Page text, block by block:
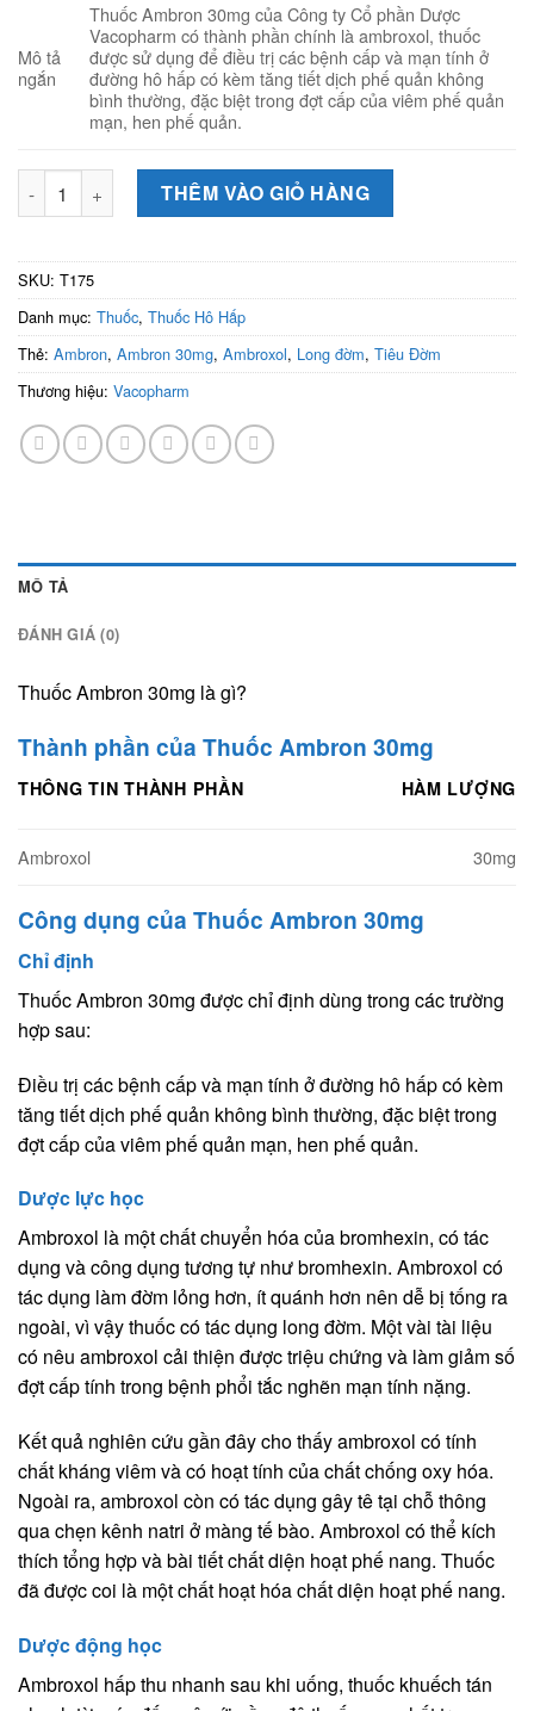
Mô tả
ngắn
Thuốc Ambron 30mg của Công ty Cổ phần Dược
Vacopharm có thành phần chính là ambroxol, thuốc
được sử dụng để điều trị các bệnh cấp và mạn tính ở
đường hô hấp có kèm tăng tiết dịch phế quản không
bình thường, đặc biệt trong đợt cấp của viêm phế quản
mạn, hen phế quản.
Ambron 30mg (Hộp 10 vỉ x 10 viên) - Thuốc giảm ho, long
THÊM VÀO GIỎ HÀNG
SKU: T175
Danh mục: Thuốc, Thuốc Hô Hấp
Thẻ: Ambron, Ambron 30mg, Ambroxol, Long đờm, Tiêu Đờm
Thương hiệu: Vacopharm
MÔ TẢ
ĐÁNH GIÁ (0)
Thuốc Ambron 30mg là gì?
Thành phần của Thuốc Ambron 30mg
THÔNG TIN THÀNH PHẦN HÀM LƯỢNG
Ambroxol 30mg
Công dụng của Thuốc Ambron 30mg
Chỉ định
Thuốc Ambron 30mg được chỉ định dùng trong các trường
hợp sau:
Điều trị các bệnh cấp và mạn tính ở đường hô hấp có kèm
tăng tiết dịch phế quản không bình thường, đặc biệt trong
đợt cấp của viêm phế quản mạn, hen phế quản.
Dược lực học
Ambroxol là một chất chuyển hóa của bromhexin, có tác
dụng và công dụng tương tự như bromhexin. Ambroxol có
tác dụng làm đờm lỏng hơn, ít quánh hơn nên dễ bị tống ra
ngoài, vì vậy thuốc có tác dụng long đờm. Một vài tài liệu
có nêu ambroxol cải thiện được triệu chứng và làm giảm số
đợt cấp tính trong bệnh phổi tắc nghẽn mạn tính nặng.
Kết quả nghiên cứu gần đây cho thấy ambroxol có tính
chất kháng viêm và có hoạt tính của chất chống oxy hóa.
Ngoài ra, ambroxol còn có tác dụng gây tê tại chỗ thông
qua chẹn kênh natri ở màng tế bào. Ambroxol có thể kích
thích tổng hợp và bài tiết chất diện hoạt phế nang. Thuốc
đã được coi là một chất hoạt hóa chất diện hoạt phế nang.
Dược động học
Ambroxol hấp thu nhanh sau khi uống, thuốc khuếch tán